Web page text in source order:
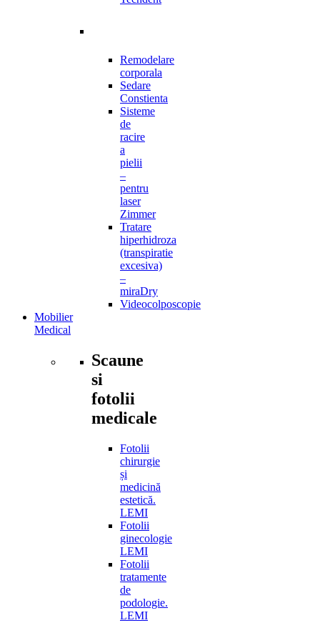
Remodelare
corporala
Sedare
Constienta
Sisteme
de
racire
a
pielii
–
pentru
laser
Zimmer
Tratare
hiperhidroza
(transpiratie
excesiva)
–
miraDry
Videocolposcopie
Mobilier
Medical
Scaune
si
fotolii
medicale
Fotolii
chirurgie
și
medicină
estetică.
LEMI
Fotolii
ginecologie
LEMI
Fotolii
tratamente
de
podologie.
LEMI